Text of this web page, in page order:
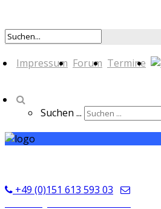
Impressum Forum Termine
Suchen ...
+49 (0)151 613 593 03